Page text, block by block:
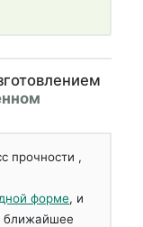
прочности ,
форме, и
ближайшее